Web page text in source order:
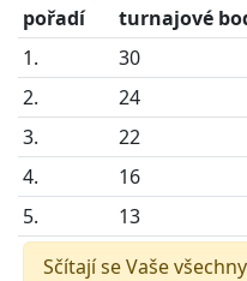
pořadí turnajové
1.
30
2.
24
3.
22
4.
16
5.
13
Sčítají se Vaše